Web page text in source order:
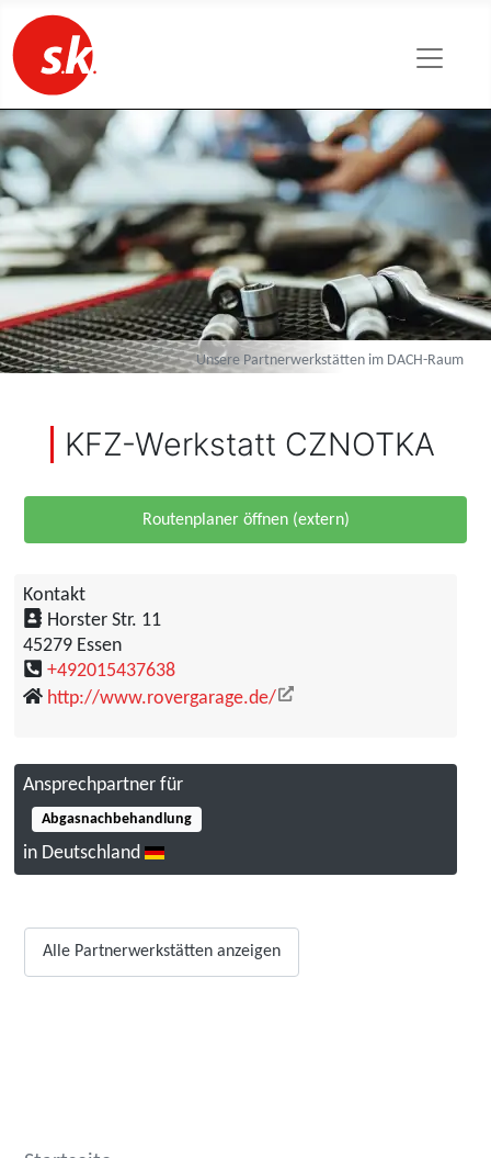
Unsere Partnerwerkstätten im DACH-Raum
KFZ-Werkstatt CZNOTKA
Routenplaner öffnen (extern)
Kontakt
Adresse
Horster Str. 11
45279 Essen
Telefon
+492015437638
Website
http://www.rovergarage.de/
Ansprechpartner für
Abgasnachbehandlung
in Deutschland
Alle Partnerwerkstätten anzeigen